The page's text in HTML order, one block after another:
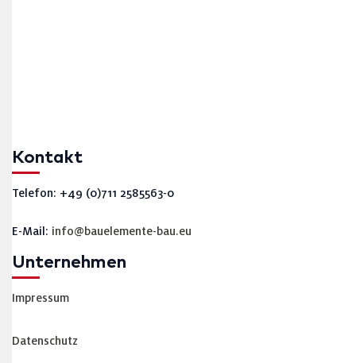
Kontakt
Telefon: +49 (0)711 2585563-0
E-Mail: info@bauelemente-bau.eu
Unternehmen
Impressum
Datenschutz